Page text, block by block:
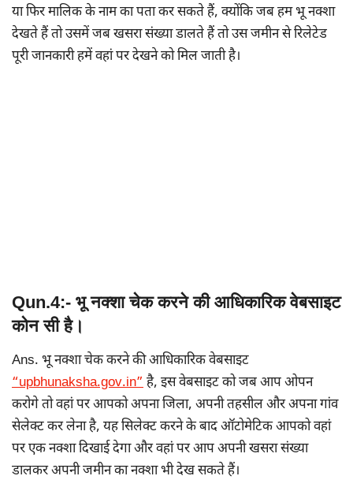
या फिर मालिक के नाम का पता कर सकते हैं, क्योंकि जब हम भू नक्शा
देखते हैं तो उसमें जब खसरा संख्या डालते हैं तो उस जमीन से रिलेटेड
पूरी जानकारी हमें वहां पर देखने को मिल जाती है।
Qun.4:- भू नक्शा चेक करने की आधिकारिक वेबसाइट
कोन सी है।
Ans. भू नक्शा चेक करने की आधिकारिक वेबसाइट
“upbhunaksha.gov.in”है, इस वेबसाइट को जब आप ओपन
करोगे तो वहां पर आपको अपना जिला, अपनी तहसील और अपना गांव
सेलेक्ट कर लेना है, यह सिलेक्ट करने के बाद ऑटोमेटिक आपको वहां
पर एक नक्शा दिखाई देगा और वहां पर आप अपनी खसरा संख्या
डालकर अपनी जमीन का नक्शा भी देख सकते हैं।